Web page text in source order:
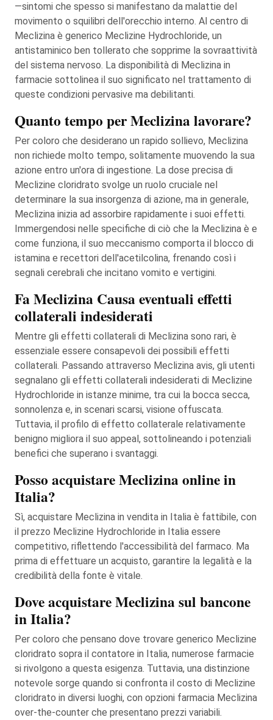
—sintomi che spesso si manifestano da malattie del
movimento o squilibri dell'orecchio interno. Al centro di
Meclizina è generico Meclizine Hydrochloride, un
antistaminico ben tollerato che sopprime la sovraattività
del sistema nervoso. La disponibilità di Meclizina in
farmacie sottolinea il suo significato nel trattamento di
queste condizioni pervasive ma debilitanti.
Quanto tempo per Meclizina lavorare?
Per coloro che desiderano un rapido sollievo, Meclizina
non richiede molto tempo, solitamente muovendo la sua
azione entro un'ora di ingestione. La dose precisa di
Meclizine cloridrato svolge un ruolo cruciale nel
determinare la sua insorgenza di azione, ma in generale,
Meclizina inizia ad assorbire rapidamente i suoi effetti.
Immergendosi nelle specifiche di ciò che la Meclizina è e
come funziona, il suo meccanismo comporta il blocco di
istamina e recettori dell'acetilcolina, frenando così i
segnali cerebrali che incitano vomito e vertigini.
Fa Meclizina Causa eventuali effetti
collaterali indesiderati
Mentre gli effetti collaterali di Meclizina sono rari, è
essenziale essere consapevoli dei possibili effetti
collaterali. Passando attraverso Meclizina avis, gli utenti
segnalano gli effetti collaterali indesiderati di Meclizine
Hydrochloride in istanze minime, tra cui la bocca secca,
sonnolenza e, in scenari scarsi, visione offuscata.
Tuttavia, il profilo di effetto collaterale relativamente
benigno migliora il suo appeal, sottolineando i potenziali
benefici che superano i svantaggi.
Posso acquistare Meclizina online in
Italia?
Sì, acquistare Meclizina in vendita in Italia è fattibile, con
il prezzo Meclizine Hydrochloride in Italia essere
competitivo, riflettendo l'accessibilità del farmaco. Ma
prima di effettuare un acquisto, garantire la legalità e la
credibilità della fonte è vitale.
Dove acquistare Meclizina sul bancone
in Italia?
Per coloro che pensano dove trovare generico Meclizine
cloridrato sopra il contatore in Italia, numerose farmacie
si rivolgono a questa esigenza. Tuttavia, una distinzione
notevole sorge quando si confronta il costo di Meclizine
cloridrato in diversi luoghi, con opzioni farmacia Meclizina
over-the-counter che presentano prezzi variabili.